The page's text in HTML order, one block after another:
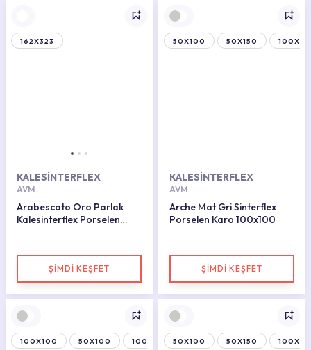
162X323
KALESİNTERFLEX
AVM
Arabescato Oro Parlak
Kalesinterflex Porselen
ŞİMDİ KEŞFET
50X100 50X150
KALESİNTERFLEX
AVM
Arche Mat Gri Sinterflex
Porselen Karo 100x100
ŞİMDİ KEŞFET
100X100 50X100 100X150 50X100 50X150